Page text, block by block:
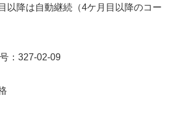
以降は自動継続（4ケ月目以降のコー
：327-02-09